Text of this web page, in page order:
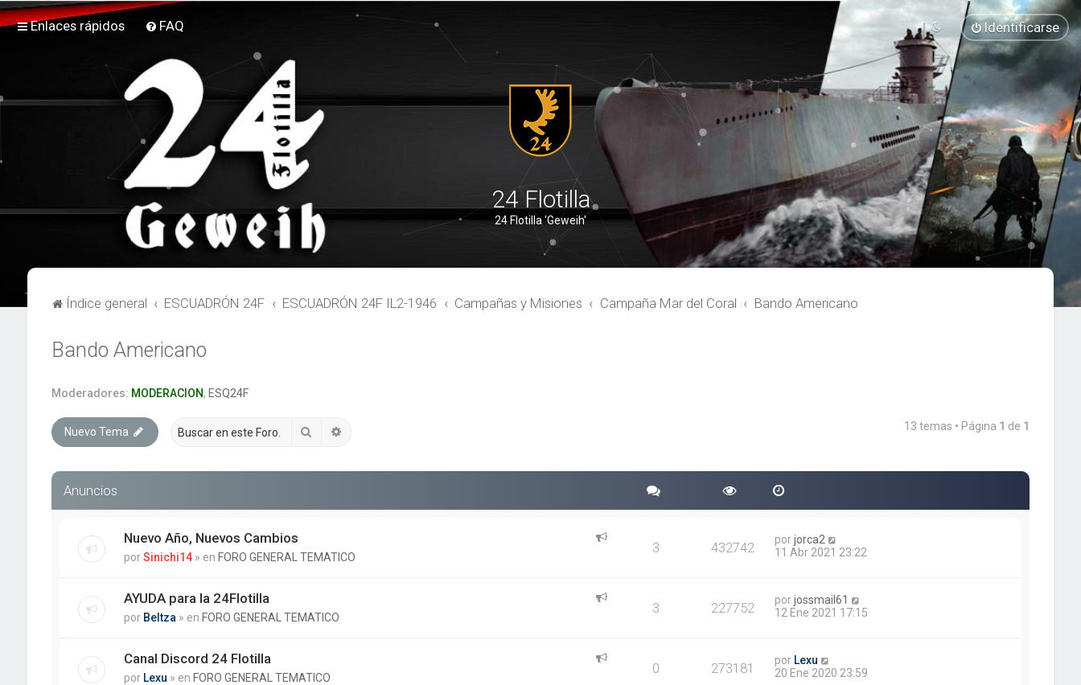
Enlaces rápidos FAQ Identificarse
24 Flotilla
24 Flotilla 'Geweih'
Índice general ESCUADRÓN 24F ESCUADRÓN 24F IL2-1946 Campañas y Misiones Campaña Mar del Coral Bando Americano
Bando Americano
Moderadores: MODERACION, ESQ24F
Nuevo Tema Buscar 13 temas • Página 1 de 1
Anuncios
Nuevo Año, Nuevos Cambios
porSinichi14 » en FORO GENERAL TEMATICO
3 432742 porjorca2
11 Abr 2021 23:22
AYUDA para la 24Flotilla
por Beltza » en FORO GENERAL TEMATICO
3 227752 porjossmail61
12 Ene 2021 17:15
Canal Discord 24 Flotilla
por Lexu » en FORO GENERAL TEMATICO
0 273181 por Lexu
20 Ene 2020 23:59